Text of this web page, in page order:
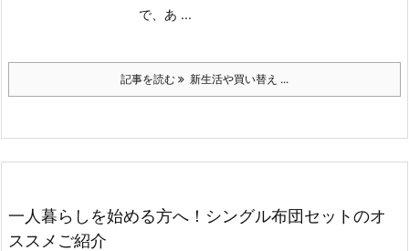
で、あ ...
記事を読む 新生活や買い替え ...
一人暮らしを始める方へ！シングル布団セットのオ
ススメご紹介